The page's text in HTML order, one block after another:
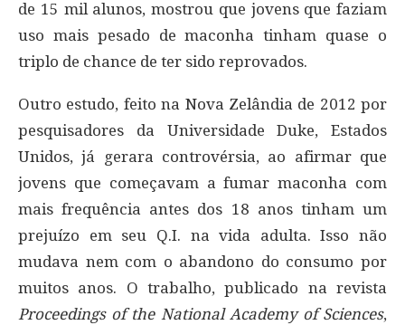
de 15 mil alunos, mostrou que jovens que faziam
uso mais pesado de maconha tinham quase o
triplo de chance de ter sido reprovados.
Outro estudo, feito na Nova Zelândia de 2012 por
pesquisadores da Universidade Duke, Estados
Unidos, já gerara controvérsia, ao afirmar que
jovens que começavam a fumar maconha com
mais frequência antes dos 18 anos tinham um
prejuízo em seu Q.I. na vida adulta. Isso não
mudava nem com o abandono do consumo por
muitos anos. O trabalho, publicado na revista
Proceedings of the National Academy of Sciences,